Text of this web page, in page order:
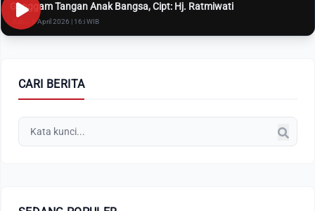
Genggam Tangan Anak Bangsa, Cipt: Hj. Ratmiwati
Rabu, 8 April 2026 | 16:i WIB
CARI BERITA